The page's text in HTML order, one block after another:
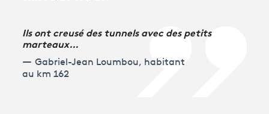
Ils ont creusé des tunnels avec des petits
marteaux…
Gabriel-Jean Loumbou, habitant
au km 162